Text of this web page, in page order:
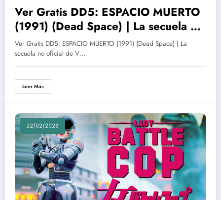
Ver Gratis DD5: ESPACIO MUERTO
(1991) (Dead Space) | La secuela no
oficial de V con Marc Singer alias
Donovan
Ver Gratis DD5: ESPACIO MUERTO (1991) (Dead Space) | La
secuela no oficial de V…
Leer Más
22/02/2026